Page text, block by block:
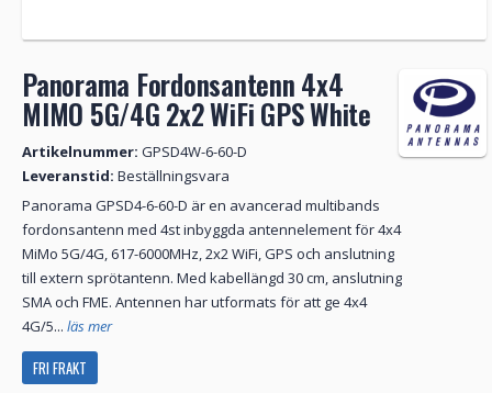
Panorama Fordonsantenn 4x4
MIMO 5G/4G 2x2 WiFi GPS White
Artikelnummer: GPSD4W-6-60-D
Leveranstid: Beställningsvara
Panorama GPSD4-6-60-D är en avancerad multibands
fordonsantenn med 4st inbyggda antennelement för 4x4
MiMo 5G/4G, 617-6000MHz, 2x2 WiFi, GPS och anslutning
till extern sprötantenn. Med kabellängd 30 cm, anslutning
SMA och FME. Antennen har utformats för att ge 4x4
4G/5... läs mer
FRI FRAKT